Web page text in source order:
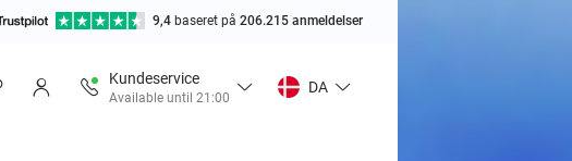
9,4 baseret på 206.215 anmeldelser
Kundeservice
Available until 21:00
DA